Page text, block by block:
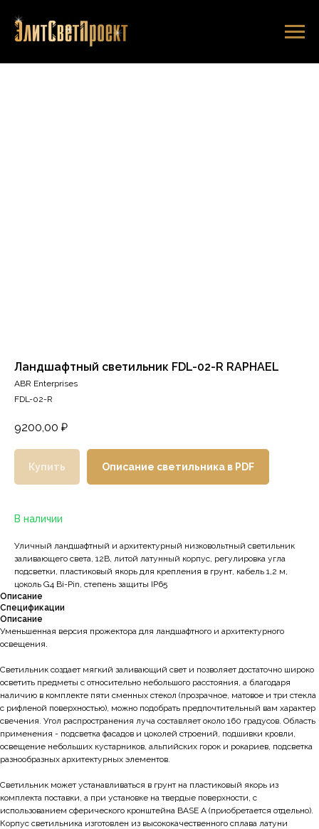
Ландшафтный светильник FDL-02-R RAPHAEL
ABR Enterprises
FDL-02-R
9200,00 ₽
Купить Описание светильника в PDF
В наличии
Уличный ландшафтный и архитектурный низковольтный светильник
заливающего света, 12В, литой латунный корпус, регулировка угла
подсветки, пластиковый якорь для крепления в грунт, кабель 1,2 м,
цоколь G4 Bi-Pin, степень защиты IP65
Описание
Спецификации
Описание
Уменьшенная версия прожектора для ландшафтного и архитектурного
освещения.
Светильник создает мягкий заливающий свет и позволяет достаточно широко
осветить предметы с относительно небольшого расстояния, а благодаря
наличию в комплекте пяти сменных стекол (прозрачное, матовое и три стекла
с рифленой поверхностью), можно подобрать предпочтительный вам характер
свечения. Угол распространения луча составляет около 160 градусов. Область
применения - подсветка фасадов и цоколей строений, подшивки кровли,
освещение небольших кустарников, альпийских горок и рокариев, подсветка
разнообразных архитектурных элементов.
Светильник может устанавливаться в грунт на пластиковый якорь из
комплекта поставки, а при установке на твердые поверхности, с
использованием сферического кронштейна BASE A (приобретается отдельно).
Корпус светильника изготовлен из высококачественного сплава латуни